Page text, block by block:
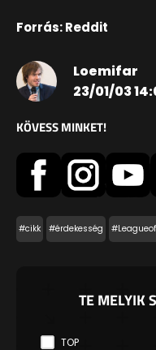
Forrás: Reddit
Loemifar
23/01/03
KÖVESS MINKET!
#cikk #érdekesség
TE MELYIK
TOP